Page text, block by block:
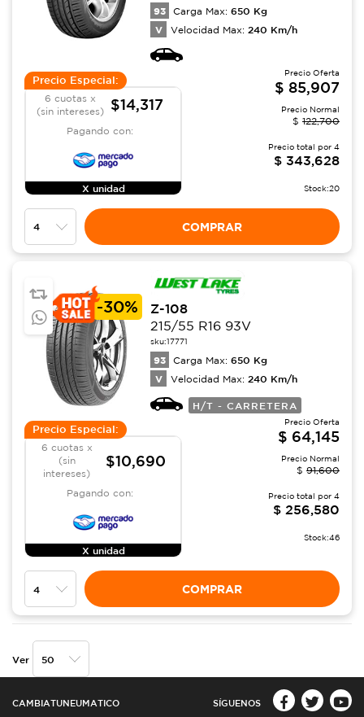
93 Carga Max: 650 Kg
V Velocidad Max: 240 Km/h
Precio Especial:
6 cuotas x
(sin intereses)
$14,317
Pagando con:
X unidad
Precio Oferta
$ 85,907
Precio Normal
$ 122,700
Precio total por 4
$ 343,628
Stock:20
COMPRAR
-30%
Z-108
215/55 R16 93V
sku:17771
93 Carga Max: 650 Kg
V Velocidad Max: 240 Km/h
H/T - CARRETERA
Precio Especial:
6 cuotas x
(sin
intereses)
$10,690
Pagando con:
X unidad
Precio Oferta
$ 64,145
Precio Normal
$ 91,600
Precio total por 4
$ 256,580
Stock:46
COMPRAR
Ver
CAMBIATUNEUMATICO SÍGUENOS